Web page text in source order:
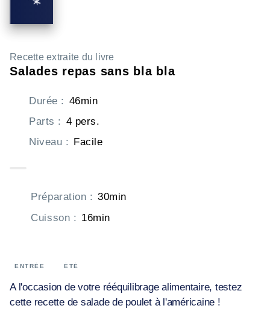
Recette extraite du livre
Salades repas sans bla bla
Durée : 46min
Parts : 4 pers.
Niveau : Facile
Préparation : 30min
Cuisson : 16min
ENTRÉE ÉTÉ
A l'occasion de votre rééquilibrage alimentaire, testez
cette recette de salade de poulet à l'américaine !